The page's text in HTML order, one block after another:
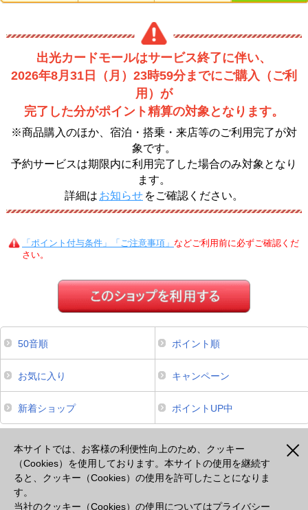
本サイトでは、お客様の利便性向上のため、クッキー
（Cookies）を使用しております。本サイトの使用を継続す
ると、クッキー（Cookies）の使用を許可したことになりま
す。
当社のクッキー（Cookies）の使用についてはプライバシー
出光カードモールはサービス終了に伴い、
2026年8月31日（月）23時59分までにご購入（ご利
用）が
完了した分がポイント精算の対象となります。
※商品購入のほか、宿泊・搭乗・来店等のご利用完了が対
象です。
予約サービスは期限内に利用完了した場合のみ対象となり
ます。
詳細は お知らせ をご確認ください。
「ポイント付与条件」「ご注意事項」 などご利用前に必ずご確認くだ
さい。
50音順 ポイント順
お気に入り キャンペーン
新着ショップ ポイントUP中
注意事項 プライバシーポリシー セキュリティポリシー
cookie等の使用について